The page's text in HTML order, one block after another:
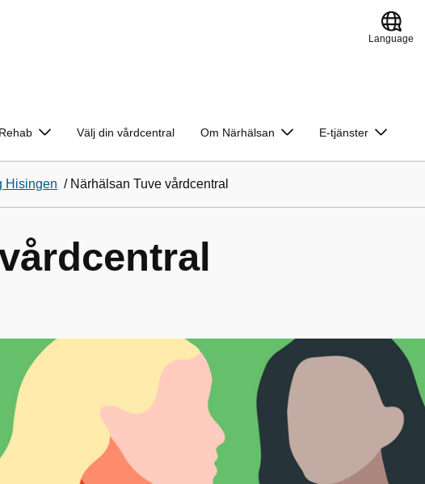
Language
Rehab Välj din vårdcentral Om Närhälsan E-tjänster
Hisingen / Närhälsan Tuve vårdcentral